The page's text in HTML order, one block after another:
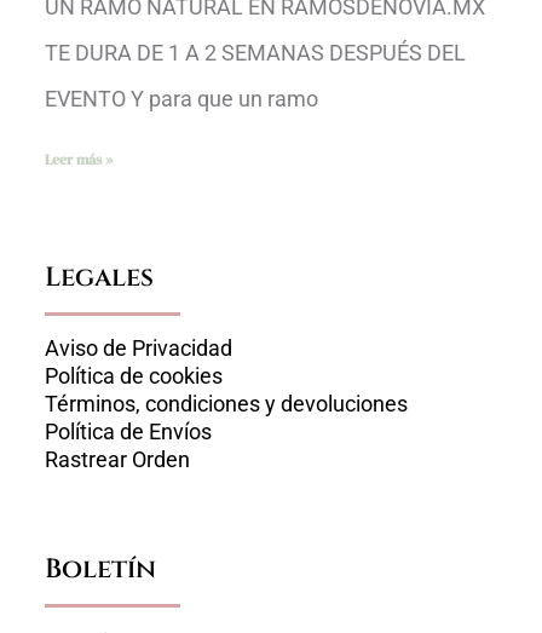
UN RAMO NATURAL EN RAMOSDENOVIA.MX
TE DURA DE 1 A 2 SEMANAS DESPUÉS DEL
EVENTO Y para que un ramo
Leer más »
Legales
Aviso de Privacidad
Política de cookies
Términos, condiciones y devoluciones
Política de Envíos
Rastrear Orden
Boletín